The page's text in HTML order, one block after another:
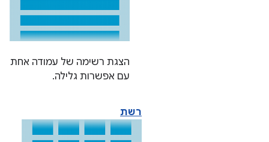
הצגת רשימה של עמודה אחת
עם אפשרות גלילה.
רשת